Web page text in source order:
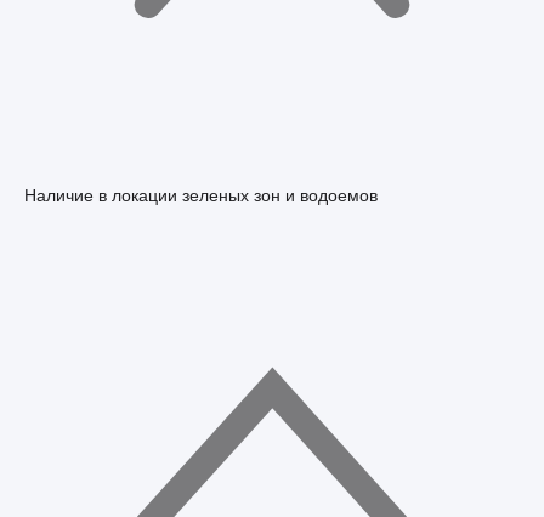
Наличие в локации зеленых зон и водоемов